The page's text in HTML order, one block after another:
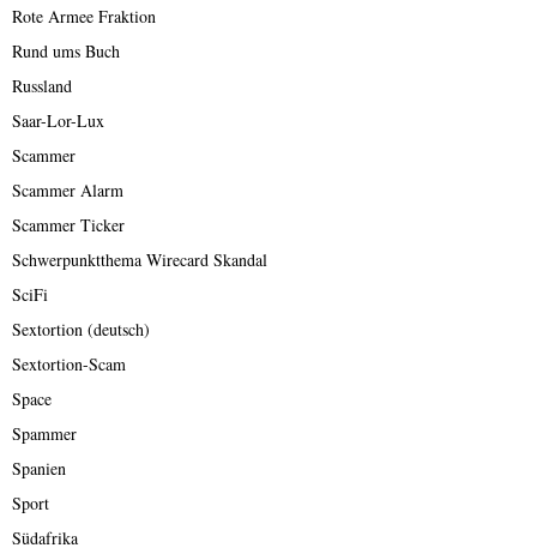
Rote Armee Fraktion
Rund ums Buch
Russland
Saar-Lor-Lux
Scammer
Scammer Alarm
Scammer Ticker
Schwerpunktthema Wirecard Skandal
SciFi
Sextortion (deutsch)
Sextortion-Scam
Space
Spammer
Spanien
Sport
Südafrika